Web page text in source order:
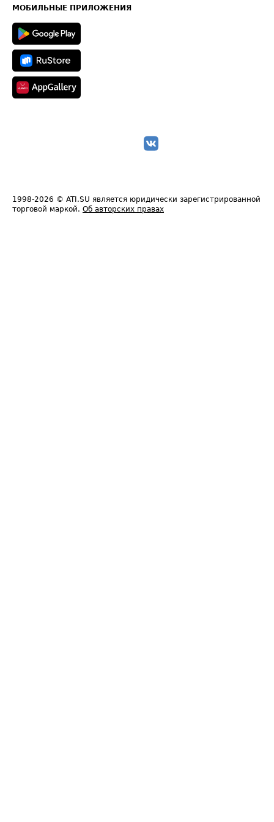
Техническая информация
МОБИЛЬНЫЕ ПРИЛОЖЕНИЯ
1998-2026 © ATI.SU является юридически зарегистрированной
торговой маркой. Об авторских правах